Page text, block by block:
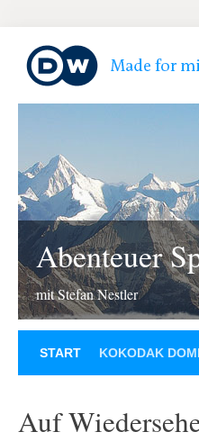
Abenteuer
mit Stefan Nestler
START KOKODAK
Auf